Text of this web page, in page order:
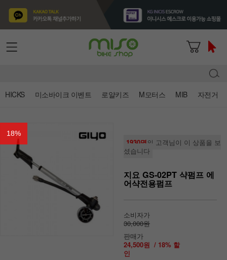
HICKS 미소바이크 이벤트 로얄키즈 M모터스 MIB 자전거
18%
1930명의 고객님이 이 상품을 보
셨습니다
지요 GS-02PT 샥펌프 에
어샥전용펌프
소비자가
30,000원
판매가
24,500원 / 18% 할
인